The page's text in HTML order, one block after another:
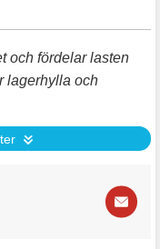
och fördelar lasten
lagerhylla och